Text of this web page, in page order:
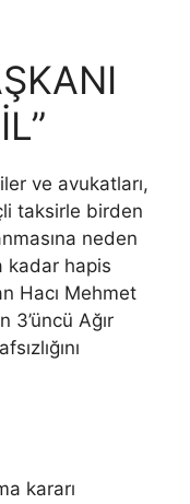
ve avukatları,
taksirle birden
neden
kadar hapis
Hacı Mehmet
3’üncü Ağır
kararı